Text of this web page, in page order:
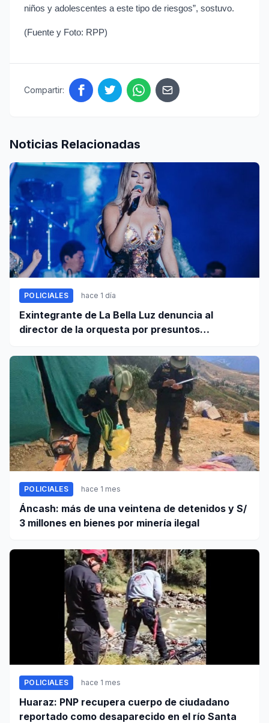
niños y adolescentes a este tipo de riesgos”, sostuvo.
(Fuente y Foto: RPP)
Compartir:
Noticias Relacionadas
POLICIALES hace 1 día
Exintegrante de La Bella Luz denuncia al
director de la orquesta por presuntos
POLICIALES hace 1 mes
Áncash: más de una veintena de detenidos y S/
3 millones en bienes por minería ilegal
POLICIALES hace 1 mes
Huaraz: PNP recupera cuerpo de ciudadano
reportado como desaparecido en el río Santa